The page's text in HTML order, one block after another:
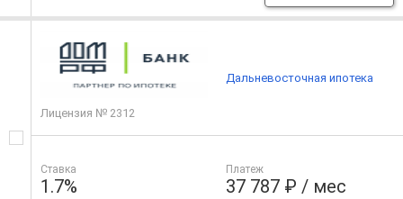
Лицензия № 2312
Ставка
1.7%
Платеж
37 787 ₽ / мес
Дальневосточная ипотека